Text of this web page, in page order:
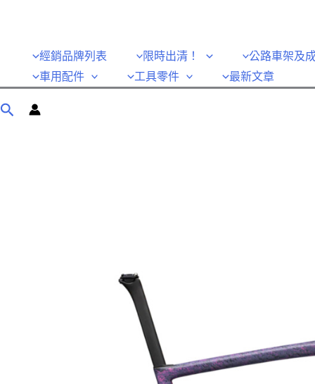
經銷品牌列表 限時出清！
公路車架及
車用配件
工具零件 最新文章